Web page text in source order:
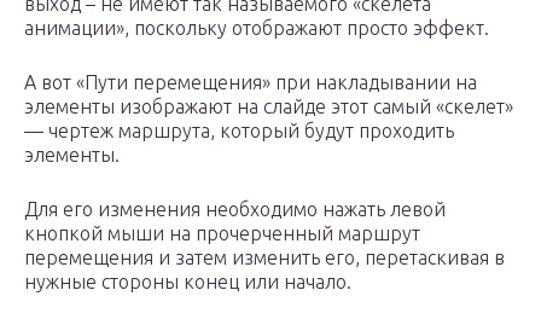
анимации», поскольку отображают просто эффект.
А вот «Пути перемещения» при накладывании на
элементы изображают на слайде этот самый «скелет»
— чертеж маршрута, который будут проходить
элементы.
Для его изменения необходимо нажать левой
кнопкой мыши на прочерченный маршрут
перемещения и затем изменить его, перетаскивая в
нужные стороны конец или начало.